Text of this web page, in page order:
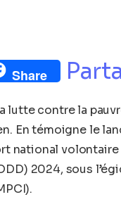
Share
lutte contre la
En témoigne le
national
2024, sous